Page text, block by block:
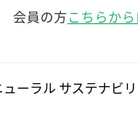
会員の方こちらか
ーラル サステナビ